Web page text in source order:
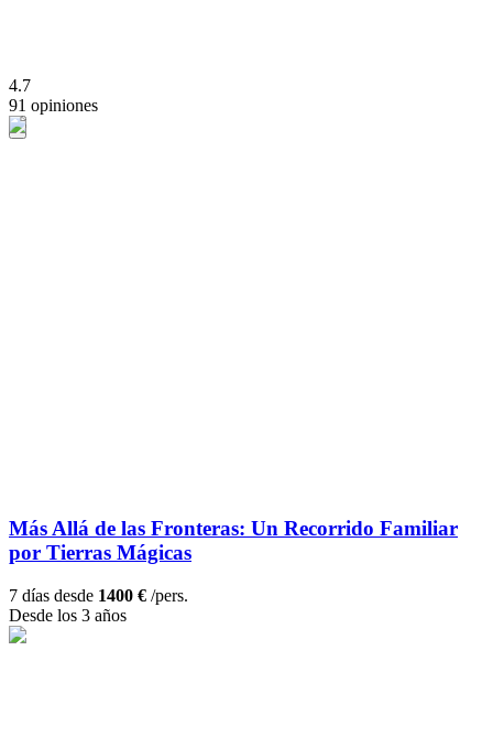
4.7
91 opiniones
Más Allá de las Fronteras: Un Recorrido Familiar
por Tierras Mágicas
7 días desde 1400 € /pers.
Desde los 3 años